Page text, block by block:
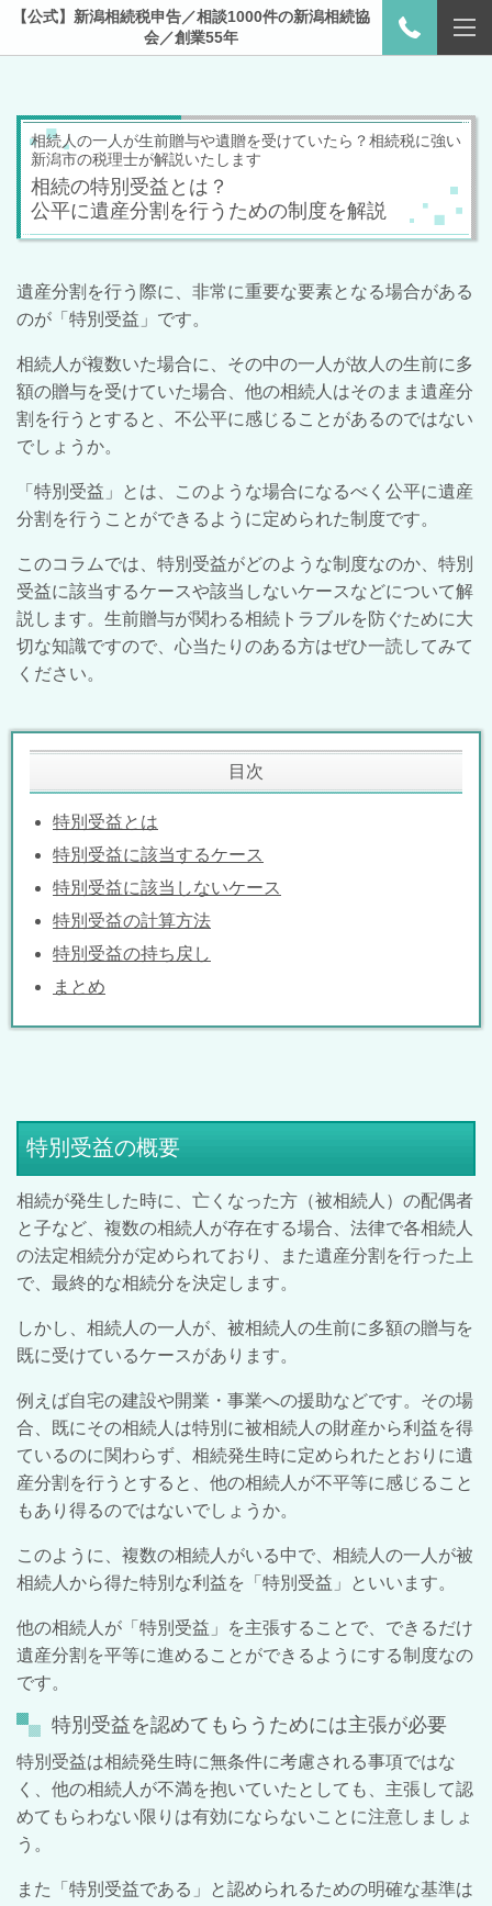
【公式】新潟相続税申告／相談1000件の新潟相続協
会／創業55年
相続人の一人が生前贈与や遺贈を受けていたら？相続税に強い
新潟市の税理士が解説いたします
相続の特別受益とは？
公平に遺産分割を行うための制度を解説
遺産分割を行う際に、非常に重要な要素となる場合がある
のが「特別受益」です。
相続人が複数いた場合に、その中の一人が故人の生前に多
額の贈与を受けていた場合、他の相続人はそのまま遺産分
割を行うとすると、不公平に感じることがあるのではない
でしょうか。
「特別受益」とは、このような場合になるべく公平に遺産
分割を行うことができるように定められた制度です。
このコラムでは、特別受益がどのような制度なのか、特別
受益に該当するケースや該当しないケースなどについて解
説します。生前贈与が関わる相続トラブルを防ぐために大
切な知識ですので、心当たりのある方はぜひ一読してみて
ください。
目次
特別受益とは
特別受益に該当するケース
特別受益に該当しないケース
特別受益の計算方法
特別受益の持ち戻し
まとめ
特別受益の概要
相続が発生した時に、亡くなった方（被相続人）の配偶者
と子など、複数の相続人が存在する場合、法律で各相続人
の法定相続分が定められており、また遺産分割を行った上
で、最終的な相続分を決定します。
しかし、相続人の一人が、被相続人の生前に多額の贈与を
既に受けているケースがあります。
例えば自宅の建設や開業・事業への援助などです。その場
合、既にその相続人は特別に被相続人の財産から利益を得
ているのに関わらず、相続発生時に定められたとおりに遺
産分割を行うとすると、他の相続人が不平等に感じること
もあり得るのではないでしょうか。
このように、複数の相続人がいる中で、相続人の一人が被
相続人から得た特別な利益を「特別受益」といいます。
他の相続人が「特別受益」を主張することで、できるだけ
遺産分割を平等に進めることができるようにする制度なの
です。
特別受益を認めてもらうためには主張が必要
特別受益は相続発生時に無条件に考慮される事項ではな
く、他の相続人が不満を抱いていたとしても、主張して認
めてもらわない限りは有効にならないことに注意しましょ
う。
また「特別受益である」と認められるための明確な基準は